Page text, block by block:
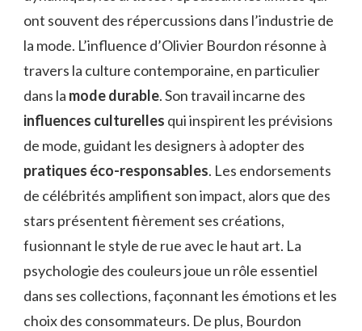
ont souvent des répercussions dans l’industrie de
la mode. L’influence d’Olivier Bourdon résonne à
travers la culture contemporaine, en particulier
dans la mode durable. Son travail incarne des
influences culturelles qui inspirent les prévisions
de mode, guidant les designers à adopter des
pratiques éco-responsables. Les endorsements
de célébrités amplifient son impact, alors que des
stars présentent fièrement ses créations,
fusionnant le style de rue avec le haut art. La
psychologie des couleurs joue un rôle essentiel
dans ses collections, façonnant les émotions et les
choix des consommateurs. De plus, Bourdon